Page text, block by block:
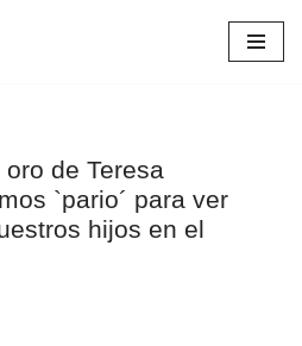
de Teresa
`pario´ para ver
hijos en el